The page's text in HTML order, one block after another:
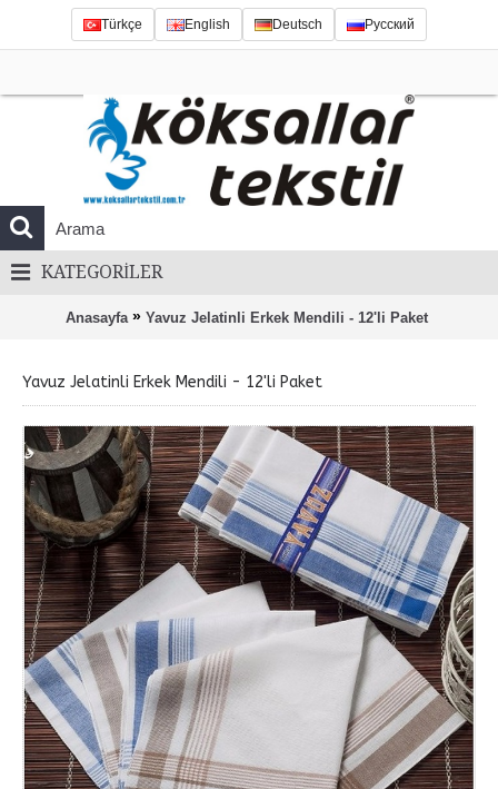
Türkçe English Deutsch Русский
KATEGORILER
Anasayfa » Yavuz Jelatinli Erkek Mendili - 12'li Paket
Yavuz Jelatinli Erkek Mendili - 12'li Paket